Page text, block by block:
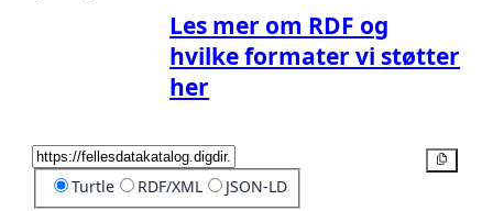
Les mer om RDF og
hvilke formater vi støtter
her
Turtle RDF/XML JSON-LD